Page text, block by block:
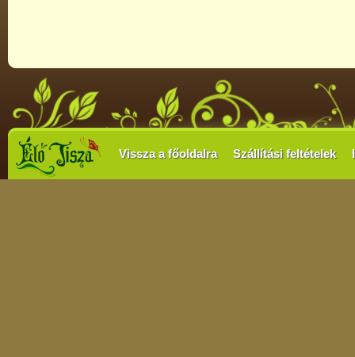
Vissza a főoldalra Szállítási feltételek